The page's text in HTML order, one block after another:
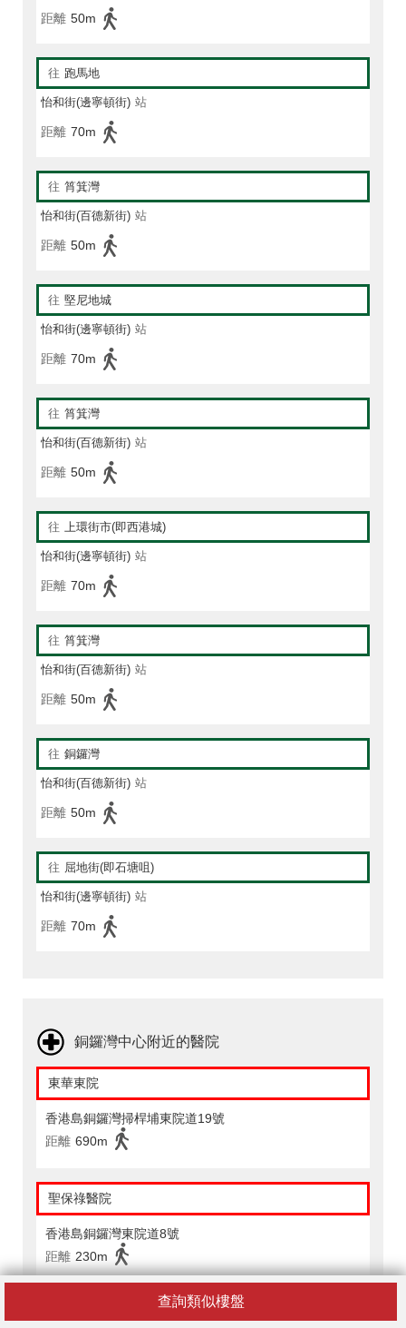
查詢類似樓盤
距離 50m
往 跑馬地
怡和街(邊寧頓街) 站
距離 70m
往 筲箕灣
怡和街(百德新街) 站
距離 50m
往 堅尼地城
怡和街(邊寧頓街) 站
距離 70m
往 筲箕灣
怡和街(百德新街) 站
距離 50m
往 上環街市(即西港城)
怡和街(邊寧頓街) 站
距離 70m
往 筲箕灣
怡和街(百德新街) 站
距離 50m
往 銅鑼灣
怡和街(百德新街) 站
距離 50m
往 屈地街(即石塘咀)
怡和街(邊寧頓街) 站
距離 70m
銅鑼灣中心附近的醫院
東華東院
香港島銅鑼灣掃桿埔東院道19號
距離 690m
聖保祿醫院
香港島銅鑼灣東院道8號
距離 230m